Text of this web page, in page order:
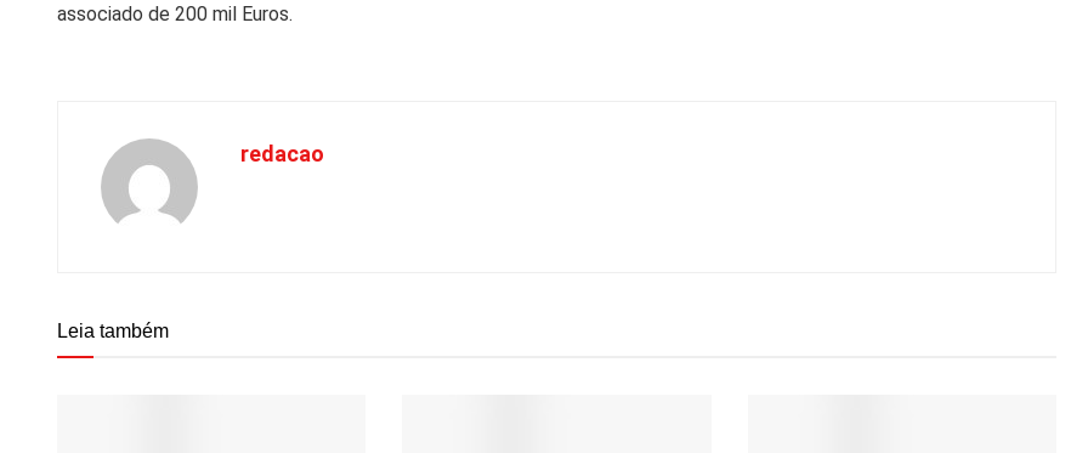
associado de 200 mil Euros.
redacao
Leia também